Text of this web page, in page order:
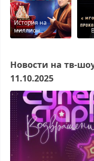
История на
миллион
Новости на тв-
11.10.2025